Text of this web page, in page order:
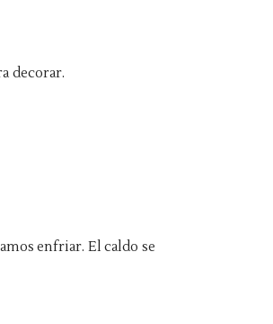
decorar.
enfriar. El caldo se